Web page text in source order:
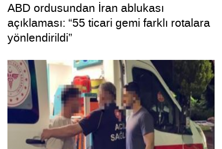
ABD ordusundan İran ablukası
açıklaması: “55 ticari gemi farklı rotalara
yönlendirildi”